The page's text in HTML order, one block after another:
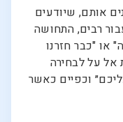
אותם, שיודעים
רבים, התחושה
או "כבר חזרנו
אל על לבחירה
וכפיים כאשר